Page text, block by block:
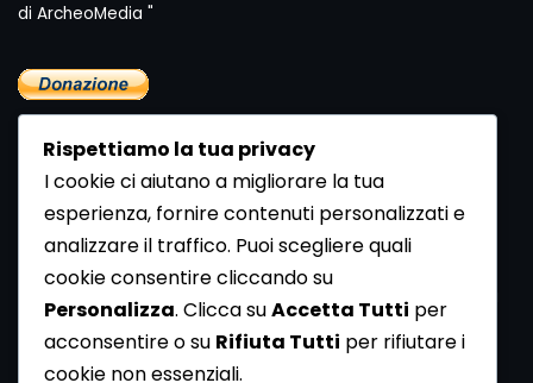
di ArcheoMedia "
Newsletter
Se vuoi ricevere la Rivista gratuita di archeologia realizzata
dalla Redazione di ArcheoMedia iscriviti alla nostra
Newsletter [Clicca Qui]
Rispettiamo la tua privacy
I cookie ci aiutano a migliorare la tua
esperienza, fornire contenuti personalizzati e
analizzare il traffico. Puoi scegliere quali
cookie consentire cliccando su
Personalizza. Clicca suAccetta Tutti per
acconsentire o su Rifiuta Tutti per rifiutare i
cookie non essenziali.